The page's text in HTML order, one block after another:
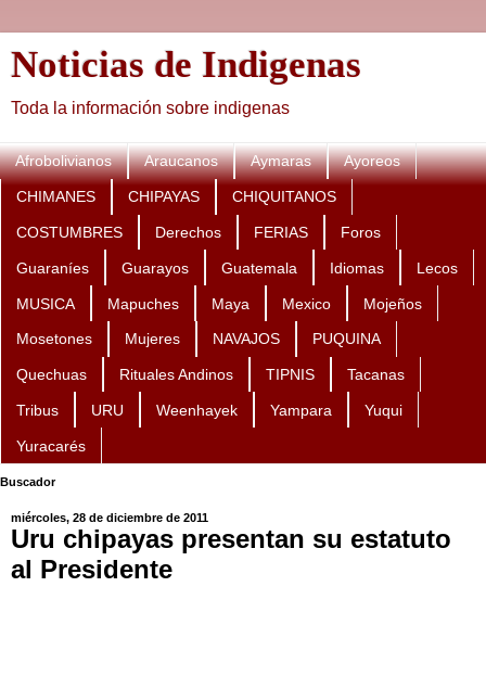
Noticias de Indigenas
Toda la información sobre indigenas
Afrobolivianos Araucanos Aymaras Ayoreos
CHIMANES CHIPAYAS CHIQUITANOS
COSTUMBRES Derechos FERIAS Foros
Guaraníes Guarayos Guatemala Idiomas Lecos
MUSICA Mapuches Maya Mexico Mojeños
Mosetones Mujeres NAVAJOS PUQUINA
Quechuas Rituales Andinos TIPNIS Tacanas
Tribus URU Weenhayek Yampara Yuqui
Yuracarés
Buscador
miércoles, 28 de diciembre de 2011
Uru chipayas presentan su estatuto
al Presidente